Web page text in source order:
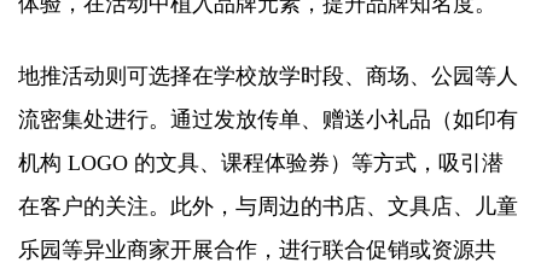
地推活动则可选择在学校放学时段、商场、公园等人
流密集处进行。通过发放传单、赠送小礼品（如印有
机构 LOGO 的文具、课程体验券）等方式，吸引潜
在客户的关注。此外，与周边的书店、文具店、儿童
乐园等异业商家开展合作，进行联合促销或资源共